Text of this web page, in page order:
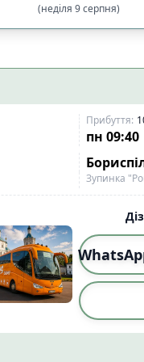
Від
☀️Вдень (12:00-17:59)
☀️Вдень (12:00-17:59)
(неділя 9серпня)
Прибуття:
пн 09:40
Зупинка